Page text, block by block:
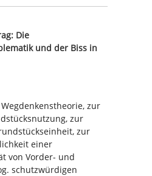
Die
und der Biss in
zur
zur
zur
einer
von Vorder- und
schutzwürdigen